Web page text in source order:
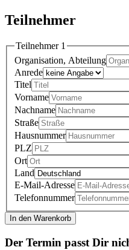
Teilnehmer
Teilnehmer 1
Organisation, Abteilung
Anrede
Titel
Vorname
Nachname
Straße
Hausnummer
PLZ
Ort
Land
E-Mail-Adresse
Telefonnummer
In den Warenkorb
Der Termin passt Dir